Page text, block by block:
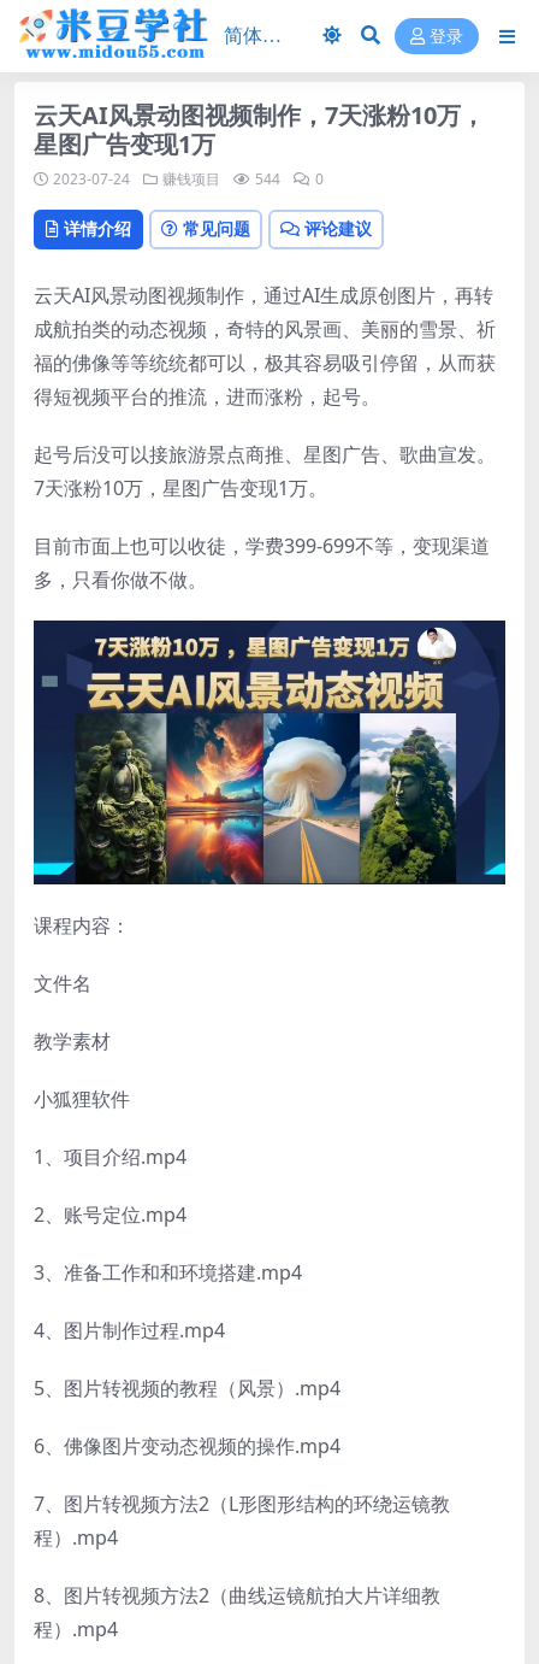
登录
云天AI风景动图视频制作，7天涨粉10万，
星图广告变现1万
2023-07-24 赚钱项目 544 0
详情介绍 常见问题 评论建议
云天AI风景动图视频制作，通过AI生成原创图片，再转
成航拍类的动态视频，奇特的风景画、美丽的雪景、祈
福的佛像等等统统都可以，极其容易吸引停留，从而获
得短视频平台的推流，进而涨粉，起号。
起号后没可以接旅游景点商推、星图广告、歌曲宣发。
7天涨粉10万，星图广告变现1万。
目前市面上也可以收徒，学费399-699不等，变现渠道
多，只看你做不做。
课程内容：
文件名
教学素材
小狐狸软件
1、项目介绍.mp4
2、账号定位.mp4
3、准备工作和和环境搭建.mp4
4、图片制作过程.mp4
5、图片转视频的教程（风景）.mp4
6、佛像图片变动态视频的操作.mp4
7、图片转视频方法2（L形图形结构的环绕运镜教
程）.mp4
8、图片转视频方法2（曲线运镜航拍大片详细教
程）.mp4